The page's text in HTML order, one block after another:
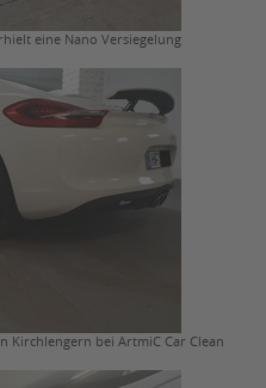
eine Nano Versiegelung
Kirchlengern bei ArtmiC Car Clean